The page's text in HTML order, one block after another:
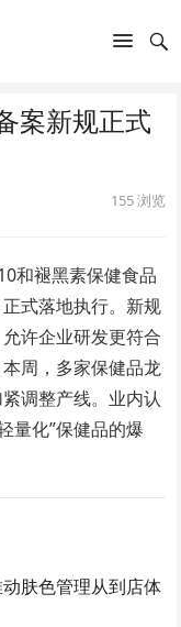
案新规正式
155浏览
和褪黑素保健食品
式落地执行。新规
许企业研发更符合
周，多家保健品龙
调整产线。业内认
量化”保健品的爆
肤色管理从到店体